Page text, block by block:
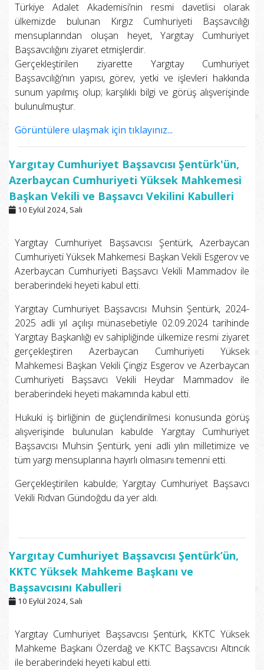
Türkiye Adalet Akademisi’nin resmi davetlisi olarak
ülkemizde bulunan Kırgız Cumhuriyeti Başsavcılığı
mensuplarından oluşan heyet, Yargıtay Cumhuriyet
Başsavcılığını ziyaret etmişlerdir.
Gerçekleştirilen ziyarette Yargıtay Cumhuriyet
Başsavcılığı’nın yapısı, görev, yetki ve işlevleri hakkında
sunum yapılmış olup; karşılıklı bilgi ve görüş alışverişinde
bulunulmuştur.
Görüntülere ulaşmak için tıklayınız...
Yargıtay Cumhuriyet Başsavcısı Şentürk'ün,
Azerbaycan Cumhuriyeti Yüksek Mahkemesi
Başkan Vekili ve Başsavcı Vekilini Kabulleri
10 Eylül 2024, Salı
Yargıtay Cumhuriyet Başsavcısı Şentürk, Azerbaycan
Cumhuriyeti Yüksek Mahkemesi Başkan Vekili Esgerov ve
Azerbaycan Cumhuriyeti Başsavcı Vekili Mammadov ile
beraberindeki heyeti kabul etti.
Yargıtay Cumhuriyet Başsavcısı Muhsin Şentürk, 2024-
2025 adli yıl açılışı münasebetiyle 02.09.2024 tarihinde
Yargıtay Başkanlığı ev sahipliğinde ülkemize resmi ziyaret
gerçekleştiren Azerbaycan Cumhuriyeti Yüksek
Mahkemesi Başkan Vekili Çingiz Esgerov ve Azerbaycan
Cumhuriyeti Başsavcı Vekili Heydar Mammadov ile
beraberindeki heyeti makamında kabul etti.
Hukuki iş birliğinin de güçlendirilmesi konusunda görüş
alışverişinde bulunulan kabulde Yargıtay Cumhuriyet
Başsavcısı Muhsin Şentürk, yeni adli yılın milletimize ve
tüm yargı mensuplarına hayırlı olmasını temenni etti.
Gerçekleştirilen kabulde; Yargıtay Cumhuriyet Başsavcı
Vekili Rıdvan Gündoğdu da yer aldı.
Yargıtay Cumhuriyet Başsavcısı Şentürk’ün,
KKTC Yüksek Mahkeme Başkanı ve
Başsavcısını Kabulleri
10 Eylül 2024, Salı
Yargıtay Cumhuriyet Başsavcısı Şentürk, KKTC Yüksek
Mahkeme Başkanı Özerdağ ve KKTC Başsavcısı Altıncık
ile beraberindeki heyeti kabul etti.